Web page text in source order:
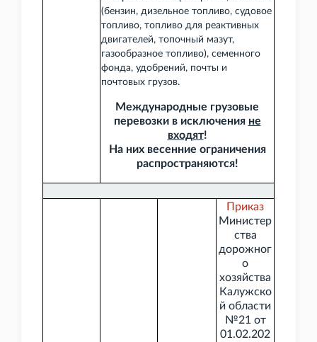
(бензин, дизельное топливо, судовое
топливо, топливо для реактивных
двигателей, топочный мазут,
газообразное топливо), семенного
фонда, удобрений, почты и
почтовых грузов.
Международные грузовые
перевозки в исключения не
входят!
На них весенние ограничения
распространяются!
Приказ
Министер
ства
дорожног
о
хозяйства
Калужско
й области
№21 от
01.02.202